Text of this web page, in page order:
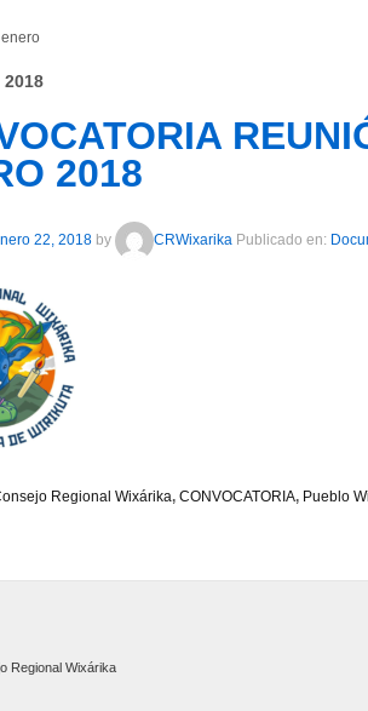
enero
2018
2018
22, 2018 by CRWixarika Publicado en:
Regional Wixárika, CONVOCATORIA, Pueblo
Regional Wixárika